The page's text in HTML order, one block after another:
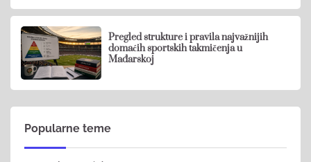
Pregled strukture i pravila najvažnijih
domaćih sportskih takmičenja u
Mađarskoj
Popularne teme